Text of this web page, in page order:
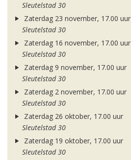
Sleutelstad 30
Zaterdag 23 november, 17.00 uur
Sleutelstad 30
Zaterdag 16 november, 17.00 uur
Sleutelstad 30
Zaterdag 9 november, 17.00 uur
Sleutelstad 30
Zaterdag 2 november, 17.00 uur
Sleutelstad 30
Zaterdag 26 oktober, 17.00 uur
Sleutelstad 30
Zaterdag 19 oktober, 17.00 uur
Sleutelstad 30